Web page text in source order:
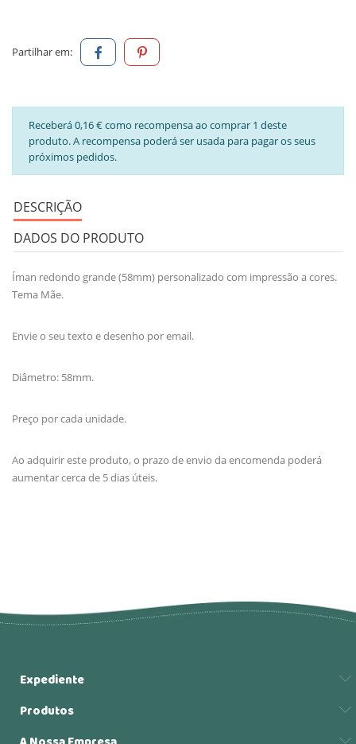
Partilhar em:
Receberá 0,16 € como recompensa ao comprar 1 deste
produto. A recompensa poderá ser usada para pagar os seus
próximos pedidos.
DESCRIÇÃO
DADOS DO PRODUTO
Íman redondo grande (58mm) personalizado com impressão a cores.
Tema Mãe.
Envie o seu texto e desenho por email.
Diâmetro: 58mm.
Preço por cada unidade.
Ao adquirir este produto, o prazo de envio da encomenda poderá
aumentar cerca de 5 dias úteis.
Expediente
Produtos